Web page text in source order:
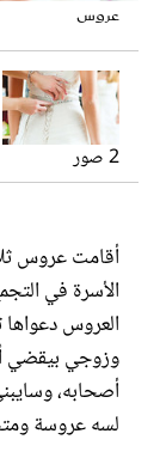
عروس
تعبيرية
2 صور
أقامت عروس
الأسرة في
العروس
وزوجي بيقضي
أصحابه،
لسه عروسة ومتجوزة
عروس سيدتي